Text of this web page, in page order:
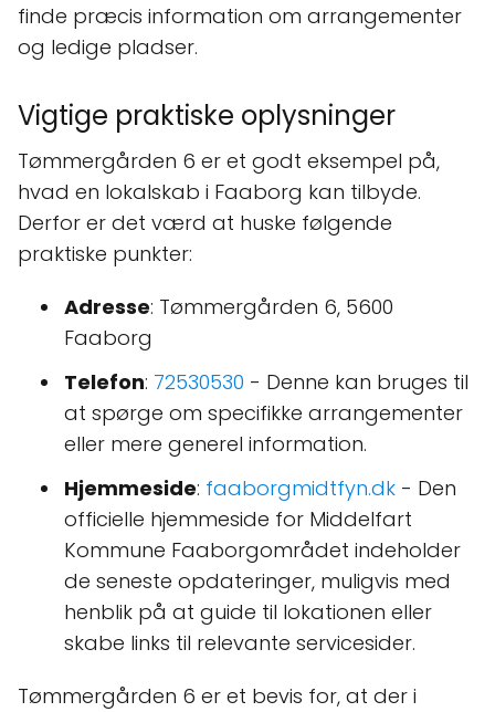
finde præcis information om arrangementer
og ledige pladser.
Vigtige praktiske oplysninger
Tømmergården 6 er et godt eksempel på,
hvad en lokalskab i Faaborg kan tilbyde.
Derfor er det værd at huske følgende
praktiske punkter:
Adresse: Tømmergården 6, 5600
Faaborg
Telefon: 72530530 - Denne kan bruges til
at spørge om specifikke arrangementer
eller mere generel information.
Hjemmeside: faaborgmidtfyn.dk - Den
officielle hjemmeside for Middelfart
Kommune Faaborgområdet indeholder
de seneste opdateringer, muligvis med
henblik på at guide til lokationen eller
skabe links til relevante servicesider.
Tømmergården 6 er et bevis for, at der i